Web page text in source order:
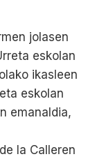
jolasen
eskolan
ikasleen
eskolan
emanaldia,
la Calleren